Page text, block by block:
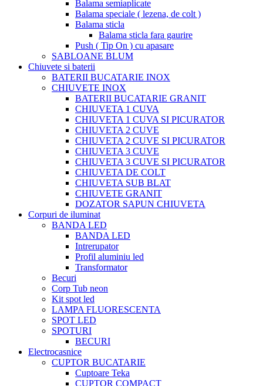
Balama semiaplicate
Balama speciale ( lezena, de colt )
Balama sticla
Balama sticla fara gaurire
Push ( Tip On ) cu apasare
SABLOANE BLUM
Chiuvete si baterii
BATERII BUCATARIE INOX
CHIUVETE INOX
BATERII BUCATARIE GRANIT
CHIUVETA 1 CUVA
CHIUVETA 1 CUVA SI PICURATOR
CHIUVETA 2 CUVE
CHIUVETA 2 CUVE SI PICURATOR
CHIUVETA 3 CUVE
CHIUVETA 3 CUVE SI PICURATOR
CHIUVETA DE COLT
CHIUVETA SUB BLAT
CHIUVETE GRANIT
DOZATOR SAPUN CHIUVETA
Corpuri de iluminat
BANDA LED
BANDA LED
Intrerupator
Profil aluminiu led
Transformator
Becuri
Corp Tub neon
Kit spot led
LAMPA FLUORESCENTA
SPOT LED
SPOTURI
BECURI
Electrocasnice
CUPTOR BUCATARIE
Cuptoare Teka
CUPTOR COMPACT